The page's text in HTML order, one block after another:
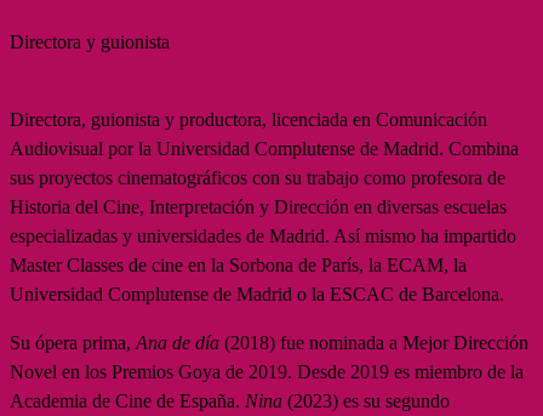
Directora y guionista
Directora, guionista y productora, licenciada en Comunicación
Audiovisual por la Universidad Complutense de Madrid. Combina
sus proyectos cinematográficos con su trabajo como profesora de
Historia del Cine, Interpretación y Dirección en diversas escuelas
especializadas y universidades de Madrid. Así mismo ha impartido
Master Classes de cine en la Sorbona de París, la ECAM, la
Universidad Complutense de Madrid o la ESCAC de Barcelona.
Su ópera prima, Ana de día (2018) fue nominada a Mejor Dirección
Novel en los Premios Goya de 2019. Desde 2019 es miembro de la
Academia de Cine de España. Nina (2023) es su segundo